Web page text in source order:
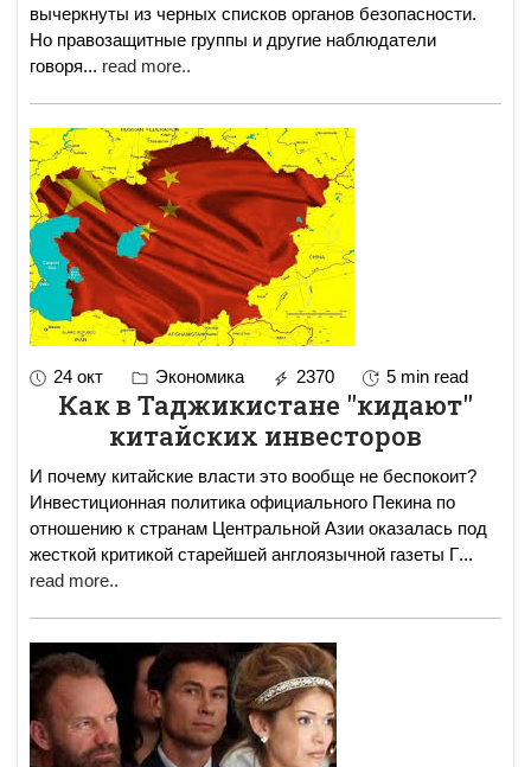
вычеркнуты из черных списков органов безопасности.
Но правозащитные группы и другие наблюдатели
говоря... read more..
24 окт Экономика 2370 5 min read
Как в Таджикистане "кидают"
китайских инвесторов
И почему китайские власти это вообще не беспокоит?
Инвестиционная политика официального Пекина по
отношению к странам Центральной Азии оказалась под
жесткой критикой старейшей англоязычной газеты Г...
read more..